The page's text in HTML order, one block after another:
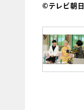
©テレビ朝日